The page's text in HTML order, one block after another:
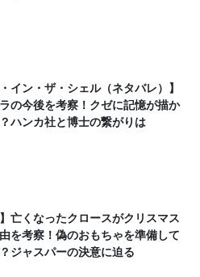
イン・ザ・シェル（ネタバレ）】
の今後を考察！クゼに記憶が描か
ハンカ社と博士の繋がりは
】亡くなったクロースがクリスマス
を考察！偽のおもちゃを準備して
ジャスパーの決意に迫る